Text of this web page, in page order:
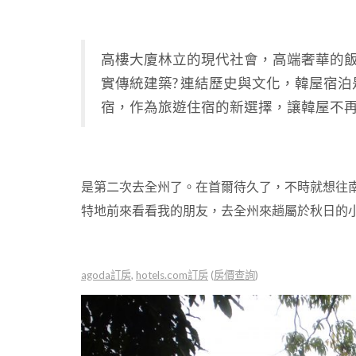
高樓大廈林立的現代社會，高端奢華的
實傳統建築? 連結歷史與文化，韓屋宿
宿，作為旅遊住宿的新選擇，讓韓屋不
是第二次去全州了。在首爾待久了，不時就想
特地前來看看我的朋友，去全州來趟屬於秋日的
agoda訂房, hotels.com訂房 (房價查詢)